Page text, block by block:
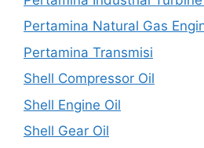
Pertamina Natural Gas
Pertamina Transmisi
Shell Compressor Oil
Shell Engine Oil
Shell Gear Oil